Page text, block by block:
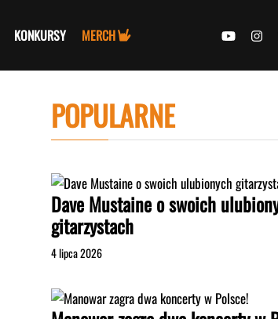
KONKURSY MERCH
POPULARNE
Dave Mustaine o swoich
gitarzystach
4 lipca 2026